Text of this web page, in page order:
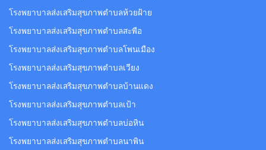
โรงพยาบาลส่งเสริมสุขภาพตำบลห้วยฝ้าย
โรงพยาบาลส่งเสริมสุขภาพตำบลสะพือ
โรงพยาบาลส่งเสริมสุขภาพตำบลโพนเมือง
โรงพยาบาลส่งเสริมสุขภาพตำบลเวียง
โรงพยาบาลส่งเสริมสุขภาพตำบลบ้านแดง
โรงพยาบาลส่งเสริมสุขภาพตำบลเป้า
โรงพยาบาลส่งเสริมสุขภาพตำบลบ่อหิน
โรงพยาบาลส่งเสริมสุขภาพตำบลนาพิน